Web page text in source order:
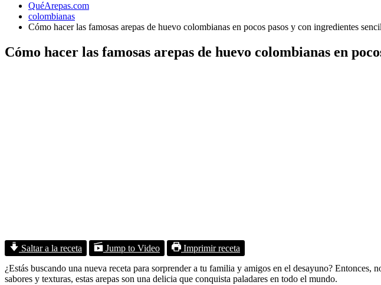
QuéArepas.com
colombianas
Cómo hacer las famosas arepas de huevo colombianas en pocos pasos y con ingredientes
Cómo hacer las famosas arepas de huevo colombianas en
Saltar a la receta Jump to Video
Imprimir receta
¿Estás buscando una nueva receta para sorprender a tu familia y amigos en el desayuno? Entonces,
sabores y texturas, estas arepas son una delicia que conquista paladares en todo el mundo.